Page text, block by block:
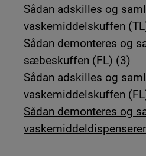
Sådan adskilles og
vaskemiddelskuffen
Sådan demonteres og
sæbeskuffen (FL) (3)
Sådan adskilles og
vaskemiddelskuffen
Sådan demonteres og